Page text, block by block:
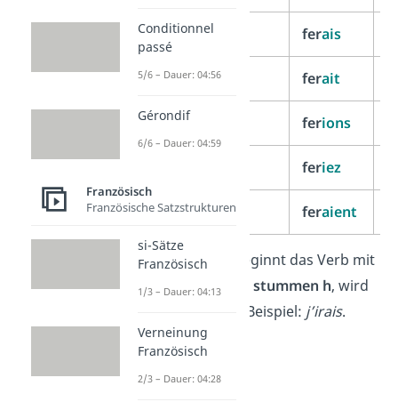
tu ferais
il/elle/on ferait
nous ferions
feriez
ils/elles feraient
Gut zu wissen:
Beginnt das Verb mit
einemVokaloder stummen h, wird
. Beispiel: j’irais.
Conditionnel
passé
5/6 – Dauer: 04:56
Gérondif
6/6 – Dauer: 04:59
Französisch
Französische Satzstrukturen
si-Sätze
Französisch
1/3 – Dauer: 04:13
Verneinung
Französisch
2/3 – Dauer: 04:28